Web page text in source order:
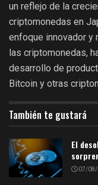
un reflejo de la
criptomonedas en
enfoque innovador y
las criptomonedas,
desarrollo de
Bitcoin y otras
También te gustará
El
07/08/